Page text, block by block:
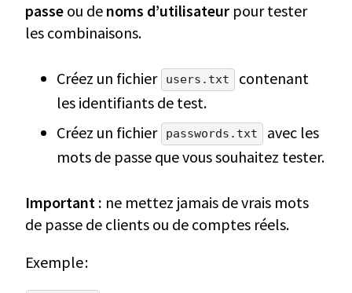
passe ou de noms d’utilisateur pour tester
les combinaisons.
Créez un fichier users.txt
contenant
les identifiants de test.
Créez un fichier
passwords.txt
avec les
mots de passe que vous souhaitez tester.
Important : ne mettez jamais de vrais mots
de passe de clients ou de comptes réels.
Exemple :